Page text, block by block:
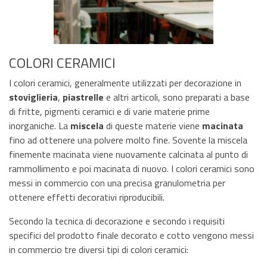
COLORI CERAMICI
I colori ceramici, generalmente utilizzati per decorazione in
stoviglieria, piastrelle e altri articoli, sono preparati a base
di fritte, pigmenti ceramici e di varie materie prime
inorganiche. La miscela di queste materie viene macinata
fino ad ottenere una polvere molto fine. Sovente la miscela
finemente macinata viene nuovamente calcinata al punto di
rammollimento e poi macinata di nuovo. I colori ceramici sono
messi in commercio con una precisa granulometria per
ottenere effetti decorativi riproducibili.
Secondo la tecnica di decorazione e secondo i requisiti
specifici del prodotto finale decorato e cotto vengono messi
in commercio tre diversi tipi di colori ceramici: